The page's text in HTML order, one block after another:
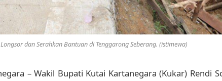
dan Serahkan Bantuan di Tenggarong Seberang. (istimewa)
– Wakil Bupati Kutai Kartanegara (Kukar) Rendi